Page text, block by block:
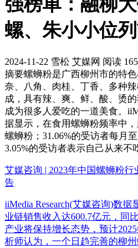
螺、朱小小位
2024-11-22 雪松 艾媒网 阅读
摘要螺蛳粉是广西柳州市的特
奈、八角、肉桂、丁香、多种
成，具有辣、爽、鲜、酸、烫
成为很多人爱吃的一道美食。
据显示，在食用螺蛳粉频率中
螺蛳粉；31.06%的受访者每月
3.05%的受访者表示自己从来不
艾媒咨询 | 2023年中国螺蛳粉
告
iiMedia Research(艾媒咨询)数
业链销售收入达600.7亿元，同
产业将保持增长态势，预计
析师认为，一个日趋完善的柳